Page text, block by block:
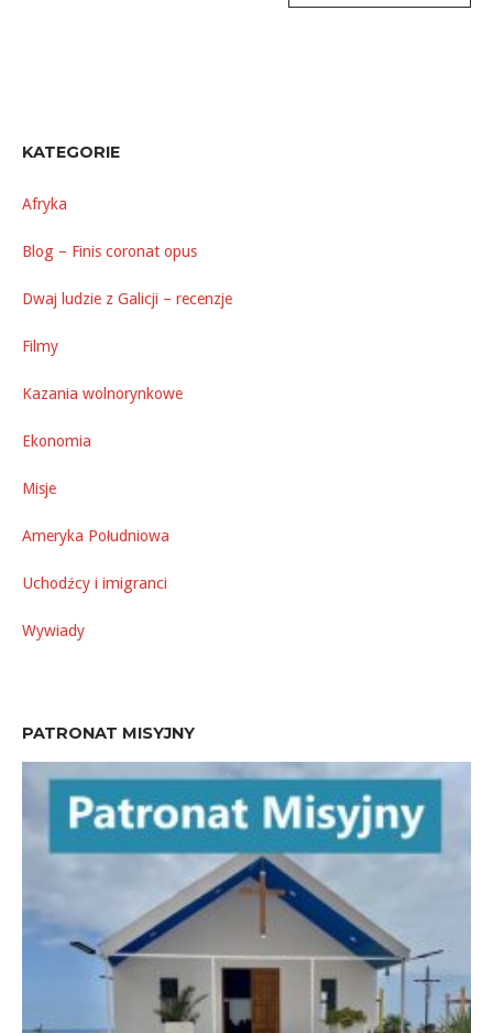
KATEGORIE
Afryka
Blog – Finis coronat opus
Dwaj ludzie z Galicji – recenzje
Filmy
Kazania wolnorynkowe
Ekonomia
Misje
Ameryka Południowa
Uchodźcy i imigranci
Wywiady
PATRONAT MISYJNY